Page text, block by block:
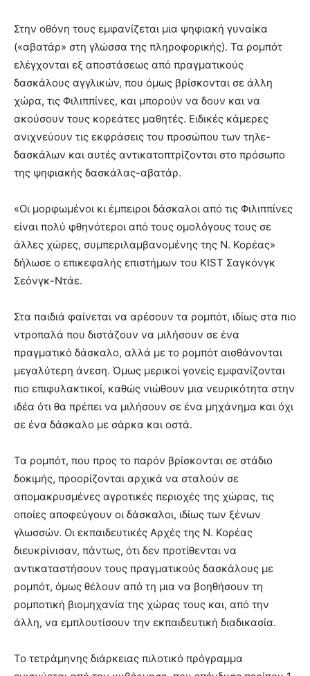
Στην οθόνη τους εμφανίζεται μια ψηφιακή γυναίκα
(«αβατάρ» στη γλώσσα της πληροφορικής). Τα ρομπότ
ελέγχονται εξ αποστάσεως από πραγματικούς
δασκάλους αγγλικών, που όμως βρίσκονται σε άλλη
χώρα, τις Φιλιππίνες, και μπορούν να δουν και να
ακούσουν τους κορεάτες μαθητές. Ειδικές κάμερες
ανιχνεύουν τις εκφράσεις του προσώπου των τηλε-
δασκάλων και αυτές αντικατοπτρίζονται στο πρόσωπο
της ψηφιακής δασκάλας-αβατάρ.
«Οι μορφωμένοι κι έμπειροι δάσκαλοι από τις Φιλιππίνες
είναι πολύ φθηνότεροι από τους ομολόγους τους σε
άλλες χώρες, συμπεριλαμβανομένης της Ν. Κορέας»
δήλωσε ο επικεφαλής επιστήμων του KIST Σαγκόνγκ
Σεόνγκ-Ντάε.
Στα παιδιά φαίνεται να αρέσουν τα ρομπότ, ιδίως στα πιο
ντροπαλά που διστάζουν να μιλήσουν σε ένα
πραγματικό δάσκαλο, αλλά με το ρομπότ αισθάνονται
μεγαλύτερη άνεση. Όμως μερικοί γονείς εμφανίζονται
πιο επιφυλακτικοί, καθώς νιώθουν μια νευρικότητα στην
ιδέα ότι θα πρέπει να μιλήσουν σε ένα μηχάνημα και όχι
σε ένα δάσκαλο με σάρκα και οστά.
Τα ρομπότ, που προς το παρόν βρίσκονται σε στάδιο
δοκιμής, προορίζονται αρχικά να σταλούν σε
απομακρυσμένες αγροτικές περιοχές της χώρας, τις
οποίες αποφεύγουν οι δάσκαλοι, ιδίως των ξένων
γλωσσών. Οι εκπαιδευτικές Αρχές της Ν. Κορέας
διευκρίνισαν, πάντως, ότι δεν προτίθενται να
αντικαταστήσουν τους πραγματικούς δασκάλους με
ρομπότ, όμως θέλουν από τη μια να βοηθήσουν τη
ρομποτική βιομηχανία της χώρας τους και, από την
άλλη, να εμπλουτίσουν την εκπαιδευτική διαδικασία.
Το τετράμηνης διάρκειας πιλοτικό πρόγραμμα